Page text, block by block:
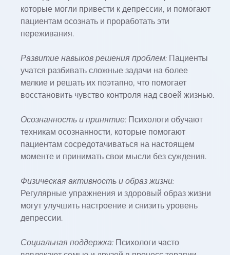
которые могли привести к депрессии, и помогают
пациентам осознать и проработать эти
переживания.
Развитие навыков решения проблем: Пациенты
учатся разбивать сложные задачи на более
мелкие и решать их поэтапно, что помогает
восстановить чувство контроля над своей жизнью.
Осознанность и принятие: Психологи обучают
техникам осознанности, которые помогают
пациентам сосредотачиваться на настоящем
моменте и принимать свои мысли без суждения.
Физическая активность и образ жизни:
Регулярные упражнения и здоровый образ жизни
могут улучшить настроение и снизить уровень
депрессии.
Социальная поддержка: Психологи часто